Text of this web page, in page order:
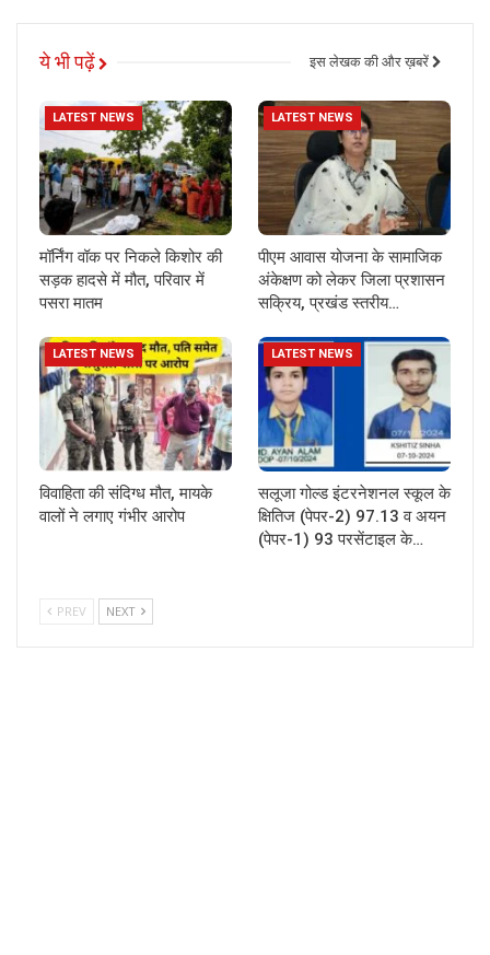
ये भी पढ़ें इस लेखक की और ख़बरें
LATEST NEWS
मॉर्निंग वॉक पर निकले किशोर की
सड़क हादसे में मौत, परिवार में
पसरा मातम
LATEST NEWS
पीएम आवास योजना के सामाजिक
अंकेक्षण को लेकर जिला प्रशासन
सक्रिय, प्रखंड स्तरीय…
LATEST NEWS
विवाहिता की संदिग्ध मौत, मायके
वालों ने लगाए गंभीर आरोप
LATEST NEWS
सलूजा गोल्ड इंटरनेशनल स्कूल के
क्षितिज (पेपर-2) 97.13 व अयन
(पेपर-1) 93 परसेंटाइल के…
PREV NEXT